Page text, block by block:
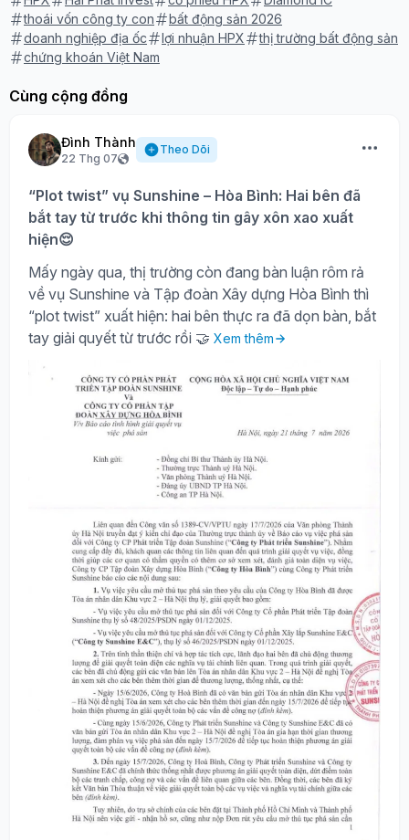
thoái vốn công ty con
bất động sản 2026
doanh nghiệp địa ốc
lợi nhuận HPX
thị trường bất động sản
chứng khoán Việt Nam
Cùng cộng đồng
Đình Thành
22 Thg 07
Theo Dõi
“Plot twist” vụ Sunshine – Hòa Bình: Hai bên đã
bắt tay từ trước khi thông tin gây xôn xao xuất
hiện😌
Mấy ngày qua, thị trường còn đang bàn luận rôm rả
về vụ Sunshine và Tập đoàn Xây dựng Hòa Bình thì
“plot twist” xuất hiện: hai bên thực ra đã dọn bàn, bắt
tay giải quyết từ trước rồi 🤝 Xem thêm